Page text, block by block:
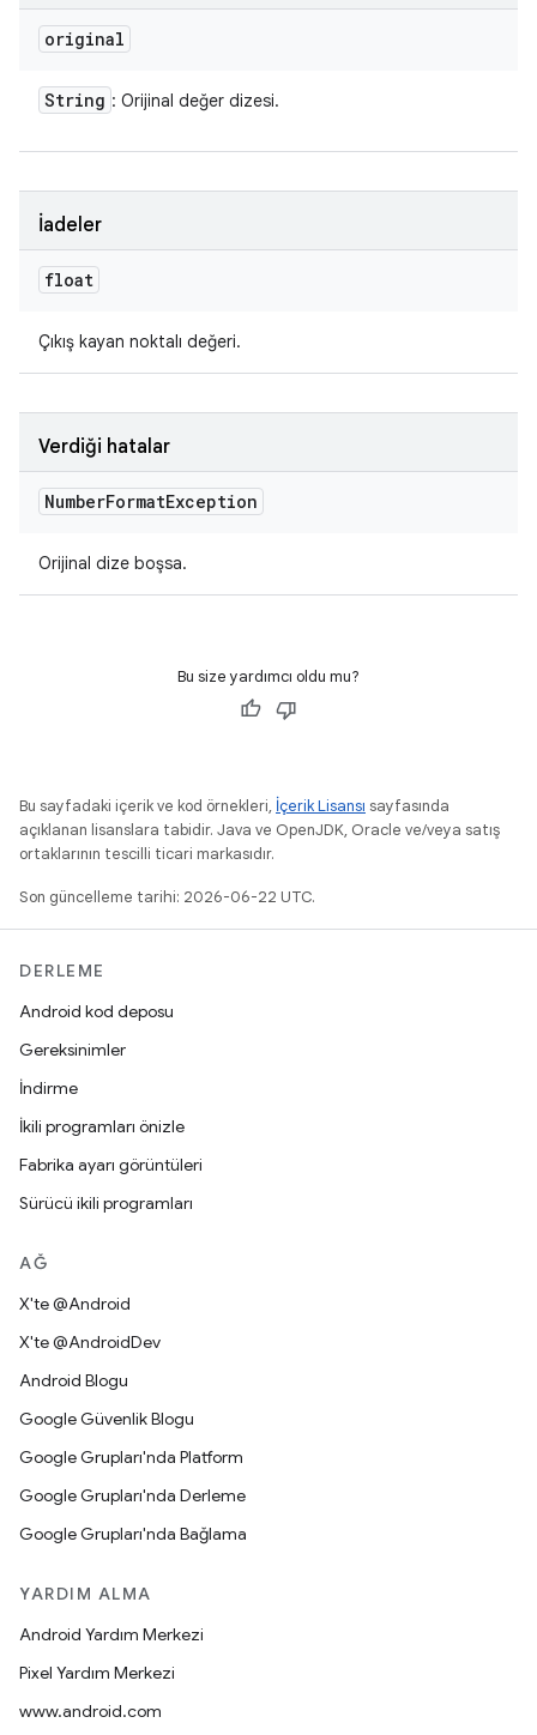
original
String : Orijinal değer dizesi.
İadeler
float
Çıkış kayan noktalı değeri.
Verdiği hatalar
NumberFormatException
Orijinal dize boşsa.
Bu size yardımcı oldu mu?
Bu sayfadaki içerik ve kod örnekleri, İçerik Lisansı sayfasında
açıklanan lisanslara tabidir. Java ve OpenJDK, Oracle ve/veya satış
ortaklarının tescilli ticari markasıdır.
Son güncelleme tarihi: 2026-06-22 UTC.
DERLEME
Android kod deposu
Gereksinimler
İndirme
İkili programları önizle
Fabrika ayarı görüntüleri
Sürücü ikili programları
AĞ
X'te @Android
X'te @AndroidDev
Android Blogu
Google Güvenlik Blogu
Google Grupları'nda Platform
Google Grupları'nda Derleme
Google Grupları'nda Bağlama
YARDIM ALMA
Android Yardım Merkezi
Pixel Yardım Merkezi
www.android.com